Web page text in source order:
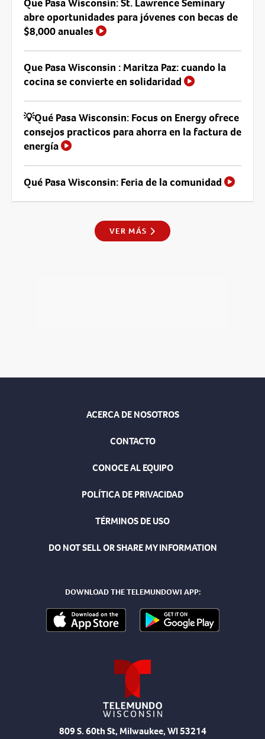
abre oportunidades para jóvenes con becas de
$8,000 anuales
Que Pasa Wisconsin : Maritza Paz: cuando la
cocina se convierte en solidaridad
💡Qué Pasa Wisconsin: Focus on Energy ofrece
consejos practicos para ahorra en la factura de
energía
Qué Pasa Wisconsin: Feria de la comunidad
VER MÁS
ACERCA DE NOSOTROS
CONTACTO
CONOCE AL EQUIPO
POLÍTICA DE PRIVACIDAD
TÉRMINOS DE USO
DO NOT SELL OR SHARE MY INFORMATION
DOWNLOAD THE TELEMUNDOWI APP:
809 S. 60th St, Milwaukee, WI 53214